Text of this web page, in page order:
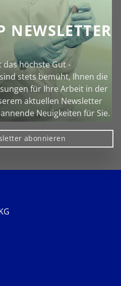
NEWSLETTER
das höchste Gut -
stets bemüht, Ihnen die
für Ihre Arbeit in der
aktuellen Newsletter
Neuigkeiten für Sie.
abonnieren